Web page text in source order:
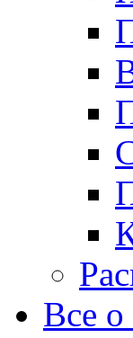
Все о